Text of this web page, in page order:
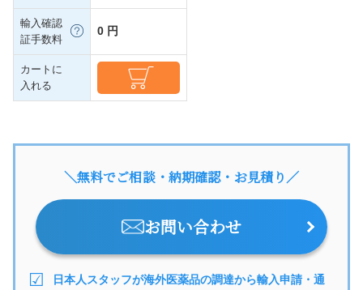
輸入確認
証手数料
0 円
カートに
入れる
＼無料でご相談・納期確認・お見積り／
お問い合わせ
日本人スタッフが海外医薬品の調達から輸入申請・通